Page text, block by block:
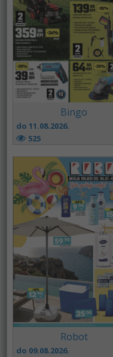
Bingo
do 11.08.2026.
525
Robot
do 09.08.2026.